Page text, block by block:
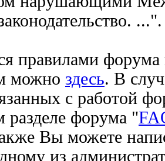
...".
правилами
можно здесь. В
с работой
разделе форума "
Вы можете
из